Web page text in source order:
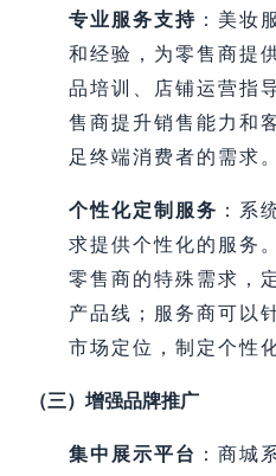
专业服务支持 ：美妆
和经验，为零售商提
品培训、店铺运营指
售商提升销售能力和
足终端消费者的需求。
个性化定制服务 ：系
求提供个性化的服务
零售商的特殊需求，
产品线；服务商可以
市场定位，制定个性
（三）增强品牌推广
集中展示平台 ：商城